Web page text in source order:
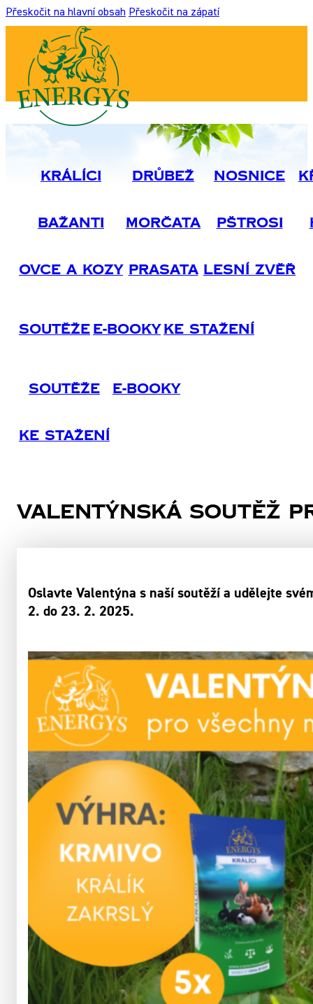
Přeskočit na hlavní obsah Přeskočit na zápatí
Králíci Drůbež Nosnice
Bažanti Morčata Pštrosi
Ovce A Kozy Prasata Lesní Zvěř
SoutěžeE-BookyKe Stažení
Soutěže E-Booky
Ke Stažení
Valentýnská soutěž
Oslavte Valentýna s naší soutěží a udělejte
2. do 23. 2. 2025.